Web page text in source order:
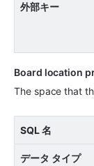
外部キー
Board location
The space that
SQL 名
データ タイプ